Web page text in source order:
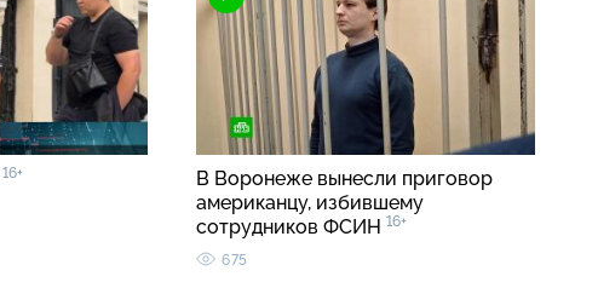
16+
В Воронеже вынесли приговор
американцу, избившему
сотрудников ФСИН 16+
675